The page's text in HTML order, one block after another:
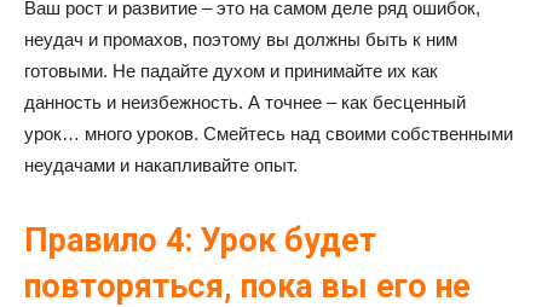
Ваш рост и развитие – это на самом деле ряд ошибок,
неудач и промахов, поэтому вы должны быть к ним
готовыми. Не падайте духом и принимайте их как
данность и неизбежность. А точнее – как бесценный
урок… много уроков. Смейтесь над своими собственными
неудачами и накапливайте опыт.
Правило 4: Урок будет
повторяться, пока вы его не